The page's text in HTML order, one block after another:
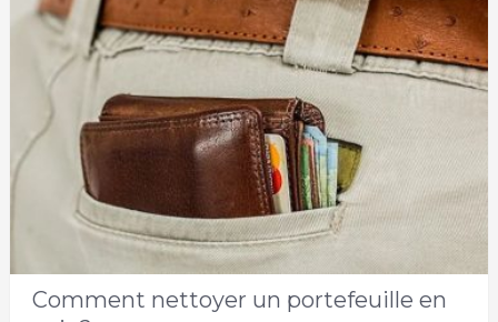
Comment nettoyer un portefeuille en